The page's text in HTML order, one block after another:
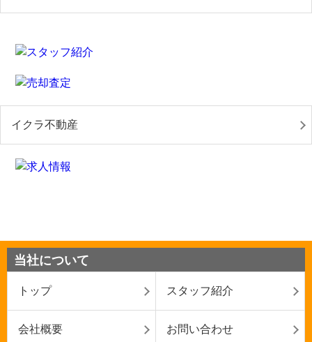
イクラ不動産
当社について
トップ スタッフ紹介
会社概要 お問い合わせ